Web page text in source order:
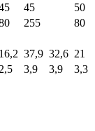
45
50
255
80
16,2 37,9 32,6 21
2,5 3,9 3,9
3,3